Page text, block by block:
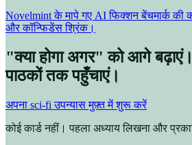
Novelmint के मापे गए AI फिक्शन बेंचमार्क की
और कॉन्फिडेंस श्रिंक।
"क्या होगा अगर" को आगे
पाठकों तक पहुँचाएं।
अपना sci-fi उपन्यास मुफ़्त में शुरू करें
कोई कार्ड नहीं। पहला अध्याय लिखना और